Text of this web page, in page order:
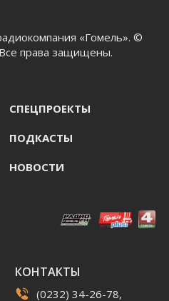
«Гомель». ©
права защищены.
СПЕЦПРОЕКТЫ
ПОДКАСТЫ
НОВОСТИ
КОНТАКТЫ
(0232) 34-26-78,